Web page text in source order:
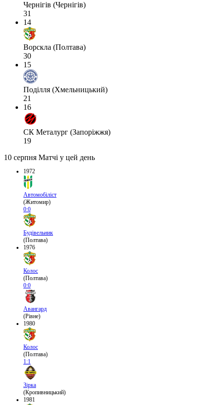
Чернігів (Чернігів)
31
14
Ворскла (Полтава)
30
15
Поділля (Хмельницький)
21
16
СК Металург (Запоріжжя)
19
10 серпня Матчі у цей день
1972
Автомобіліст
(Житомир)
0:0
Будівельник
(Полтава)
1976
Колос
(Полтава)
0:0
Авангард
(Рівне)
1980
Колос
(Полтава)
1:1
Зірка
(Кропивницький)
1981